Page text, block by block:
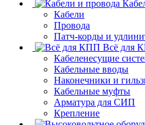
Кабели
Провода
Патч-корды и
Всё для
Кабеленесущие
Кабельные вводы
Наконечники и
Кабельные муфты
Арматура для СИП
Крепление